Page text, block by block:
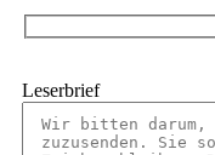
Leserbrief